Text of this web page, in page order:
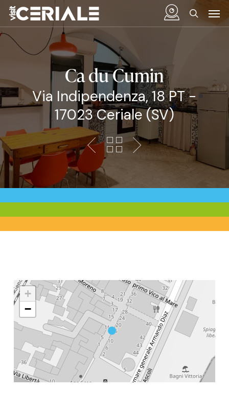
Skip
main
content
search
Ca du Cumin
Via Indipendenza, 18 PT -
17023 Ceriale (SV)
+
−